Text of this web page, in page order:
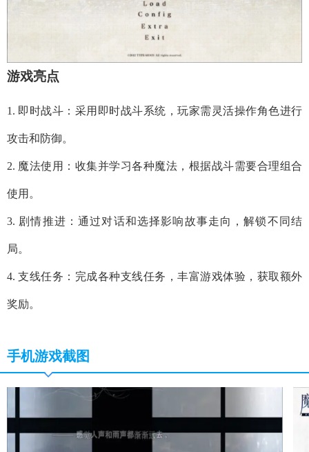
游戏亮点
1. 即时战斗：采用即时战斗系统，玩家需灵活操作角色进行
攻击和防御。
2. 魔法使用：收集并学习各种魔法，根据战斗需要合理组合
使用。
3. 剧情推进：通过对话和选择影响故事走向，解锁不同结
局。
4. 支线任务：完成各种支线任务，丰富游戏体验，获取额外
奖励。
手机游戏截图